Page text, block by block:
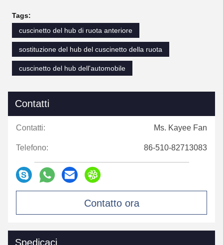
Tags:
cuscinetto del hub di ruota anteriore
sostituzione del hub del cuscinetto della ruota
cuscinetto del hub dell'automobile
Contatti
Contatti: Ms. Kayee Fan
Telefono: 86-510-82713083
Contatto ora
Spedicaci